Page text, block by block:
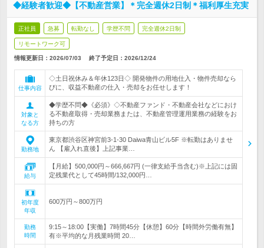
◆経験者歓迎◆【不動産営業】＊完全週休2日制＊福利厚生充実
正社員 急募 転勤なし 学歴不問 完全週休2日制
リモートワーク可
情報更新日：2026/07/03 終了予定日： 2026/12/24
仕事内容
◇土日祝休み＆年休123日◇ 開発物件の用地仕入・物件売却なら
びに、収益不動産の仕入・売却をお任せします！
対象と
なる方
◆学歴不問◆《必須》◇不動産ファンド・不動産会社などにおけ
る不動産取得・売却業務または、不動産管理運用業務の経験をお
持ちの方
勤務地
東京都渋谷区神宮前3-1-30 Daiwa青山ビル5F ※転勤はありませ
ん 【雇入れ直後】上記事業…
給与
【月給】500,000円～666,667円 (一律支給手当含む)※上記には固
定残業代として45時間/132,000円…
初年度
年収
600万円～800万円
勤務
時間
9:15～18:00【実働】7時間45分【休憩】60分【時間外労働有無】
有※平均的な月残業時間 20…